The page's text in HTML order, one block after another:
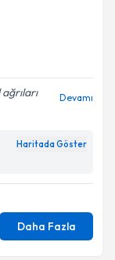
Devamı
Haritada Göster
Daha Fazla